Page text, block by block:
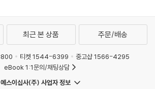
최근 본 상품 주문/배송
티켓 1544-6399
중고샵 1566-4295
eBook 1:1문의/채팅상담
예스이십사(주) 사업자 정보